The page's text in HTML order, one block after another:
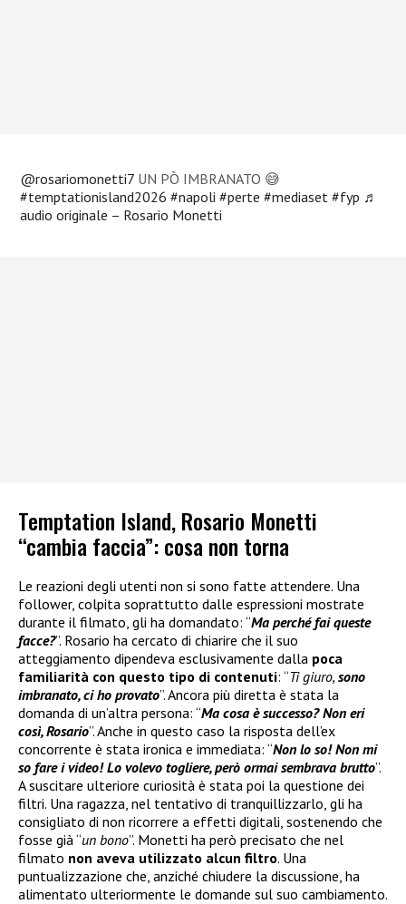
@rosariomonetti7 UN PÒ IMBRANATO 😅
#temptationisland2026 #napoli #perte #mediaset #fyp ♬
audio originale – Rosario Monetti
Temptation Island, Rosario Monetti
“cambia faccia”: cosa non torna
Le reazioni degli utenti non si sono fatte attendere. Una
follower, colpita soprattutto dalle espressioni mostrate
durante il filmato, gli ha domandato: “Ma perché fai queste
facce?”. Rosario ha cercato di chiarire che il suo
atteggiamento dipendeva esclusivamente dalla poca
familiarità con questo tipo di contenuti: “Ti giuro, sono
imbranato, ci ho provato”. Ancora più diretta è stata la
domanda di un’altra persona: “Ma cosa è successo? Non eri
così, Rosario”. Anche in questo caso la risposta dell’ex
concorrente è stata ironica e immediata: “Non lo so! Non mi
so fare i video! Lo volevo togliere, però ormai sembrava brutto”.
A suscitare ulteriore curiosità è stata poi la questione dei
filtri. Una ragazza, nel tentativo di tranquillizzarlo, gli ha
consigliato di non ricorrere a effetti digitali, sostenendo che
fosse già “un bono”. Monetti ha però precisato che nel
filmato non aveva utilizzato alcun filtro. Una
puntualizzazione che, anziché chiudere la discussione, ha
alimentato ulteriormente le domande sul suo cambiamento.